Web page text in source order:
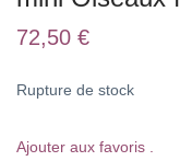
72,50 €
Rupture de stock
Ajouter aux favoris .